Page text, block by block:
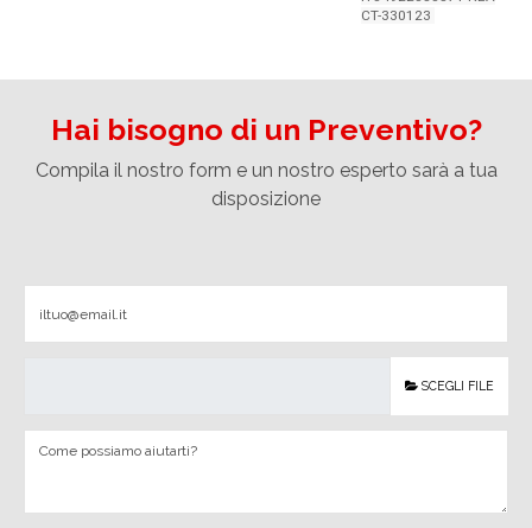
CT-330123
Hai bisogno di un Preventivo?
Compila il nostro form e un nostro esperto sarà a tua
disposizione
SCEGLI FILE